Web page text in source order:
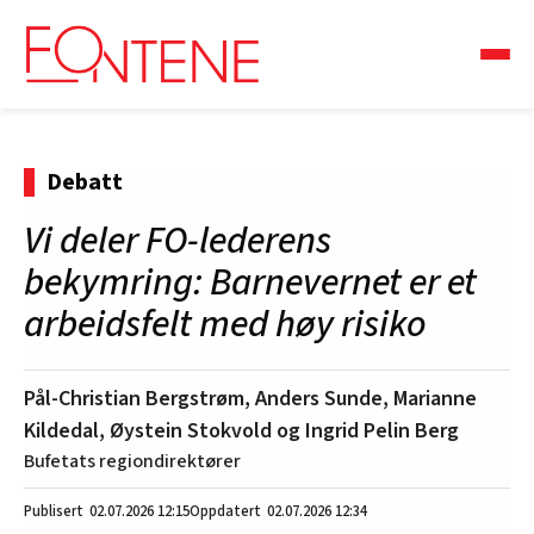
Debatt
Vi deler FO-lederens
bekymring: Barnevernet er et
arbeidsfelt med høy risiko
Pål-Christian Bergstrøm, Anders Sunde, Marianne
Kildedal, Øystein Stokvold og Ingrid Pelin Berg
Bufetats regiondirektører
02.07.2026 12:15 02.07.2026 12:34